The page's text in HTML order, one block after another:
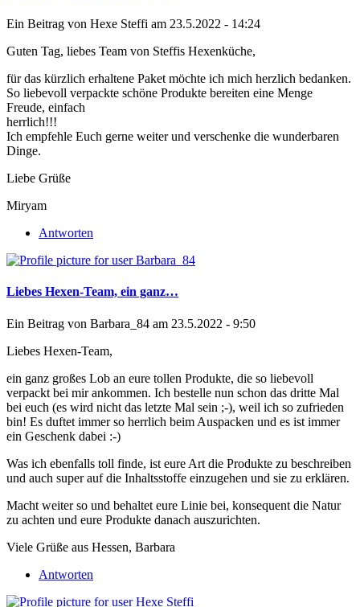
Ein Beitrag von Hexe Steffi am 23.5.2022 - 14:24
Guten Tag, liebes Team von Steffis Hexenküche,
für das kürzlich erhaltene Paket möchte ich mich herzlich bedanken.
So liebevoll verpackte schöne Produkte bereiten eine Menge
Freude, einfach
herrlich!!!
Ich empfehle Euch gerne weiter und verschenke die wunderbaren
Dinge.
Liebe Grüße
Miryam
Antworten
Liebes Hexen-Team, ein ganz…
Ein Beitrag von Barbara_84 am 23.5.2022 - 9:50
Liebes Hexen-Team,
ein ganz großes Lob an eure tollen Produkte, die so liebevoll
verpackt bei mir ankommen. Ich bestelle nun schon das dritte Mal
bei euch (es wird nicht das letzte Mal sein ;-), weil ich so zufrieden
bin! Es duftet immer so herrlich beim Auspacken und es ist immer
ein Geschenk dabei :-)
Was ich ebenfalls toll finde, ist eure Art die Produkte zu beschreiben
und auch super auf die Inhaltsstoffe einzugehen und sie zu erklären.
Macht weiter so und behaltet eure Linie bei, konsequent die Natur
zu achten und eure Produkte danach auszurichten.
Viele Grüße aus Hessen, Barbara
Antworten